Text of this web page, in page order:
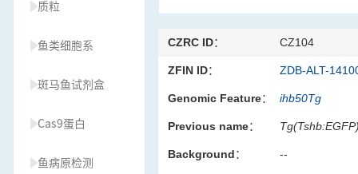
质粒
鱼类细胞系
斑马鱼试剂盒
Cas9蛋白
鱼病原检测
CZRC ID： CZ104
ZFIN ID： ZDB-ALT-
Genomic Feature： ihb50Tg
Previous name：
Background： --